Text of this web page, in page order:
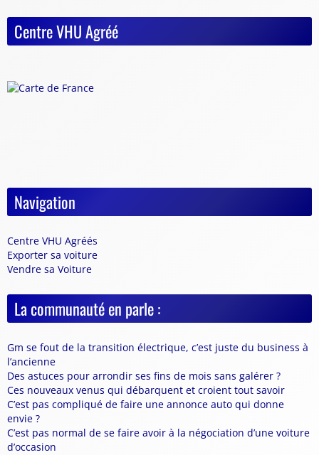
Centre VHU Agréé
Navigation
Centre VHU Agréés
Exporter sa voiture
Vendre sa Voiture
La communauté en parle :
Gm se fout de la transition électrique, c’est juste du business à
l’ancienne
Des astuces pour arrondir ses fins de mois sans galérer ?
Ces nouveaux venus qui débarquent et croient tout savoir
C’est pas compliqué de faire une annonce auto qui donne
envie ?
C’est pas normal de se faire avoir à la négociation d’une voiture
d’occasion